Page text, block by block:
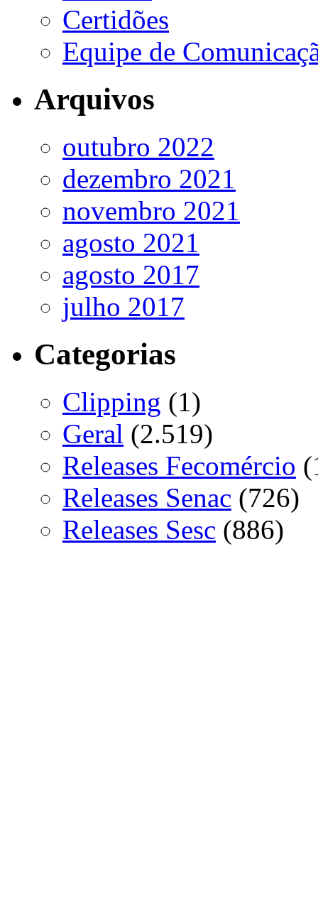
Certidões
Equipe de
Arquivos
outubro 2022
dezembro 2021
novembro 2021
agosto 2021
agosto 2017
julho 2017
Categorias
Clipping (1)
Geral (2.519)
Releases Fecomércio
Releases Senac (726)
Releases Sesc (886)